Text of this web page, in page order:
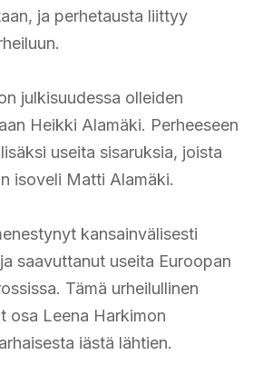
ja perhetausta liittyy
julkisuudessa olleiden
Heikki Alamäki. Perheeseen
useita sisaruksia, joista
isoveli Matti Alamäki.
kansainvälisesti
saavuttanut useita Euroopan
Tämä urheilullinen
osa Leena Harkimon
iästä lähtien.